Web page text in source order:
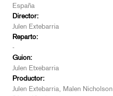
España
Director:
Julen Extebarria
Reparto:
-
Guion:
Julen Etxebarria
Productor:
Julen Extebarria, Malen Nicholson